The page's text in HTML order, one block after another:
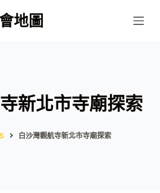
地圖
新北市寺廟探索
白沙灣觀航寺新北市寺廟探索